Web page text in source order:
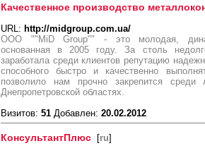
Качественное производство
URL: http://midgroup.com.ua/
ООО ""MiD Group"" - это молодая,
основанная в 2005 году. За столь
заработала среди клиентов репутацию
способного быстро и качественно
позволило нам прочно закрепится
Днепропетровской областях.
Визитов: 51 Добавлен: 20.02.2012
КонсультантПлюс [ru]